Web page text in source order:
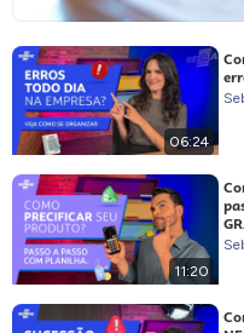
06:24
11:20